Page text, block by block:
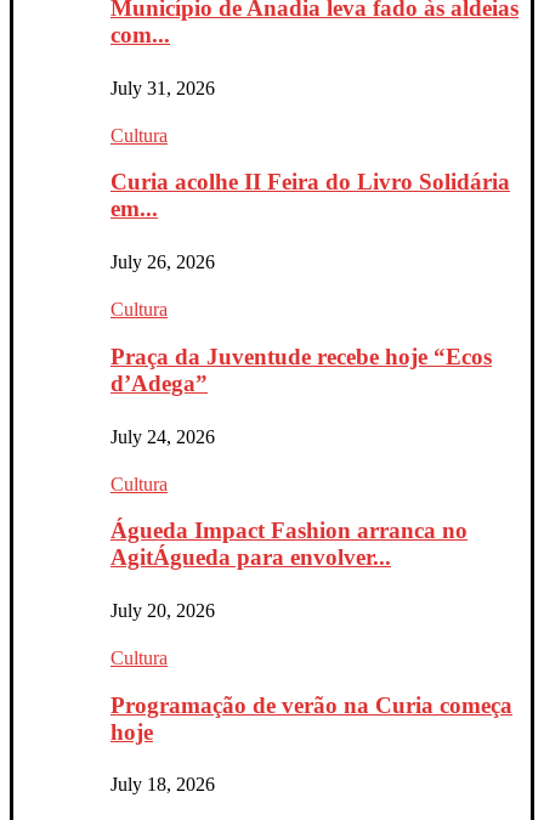
Município de Anadia leva fado às aldeias
com...
July 31, 2026
Cultura
Curia acolhe II Feira do Livro Solidária
em...
July 26, 2026
Cultura
Praça da Juventude recebe hoje “Ecos
d’Adega”
July 24, 2026
Cultura
Águeda Impact Fashion arranca no
AgitÁgueda para envolver...
July 20, 2026
Cultura
Programação de verão na Curia começa
hoje
July 18, 2026